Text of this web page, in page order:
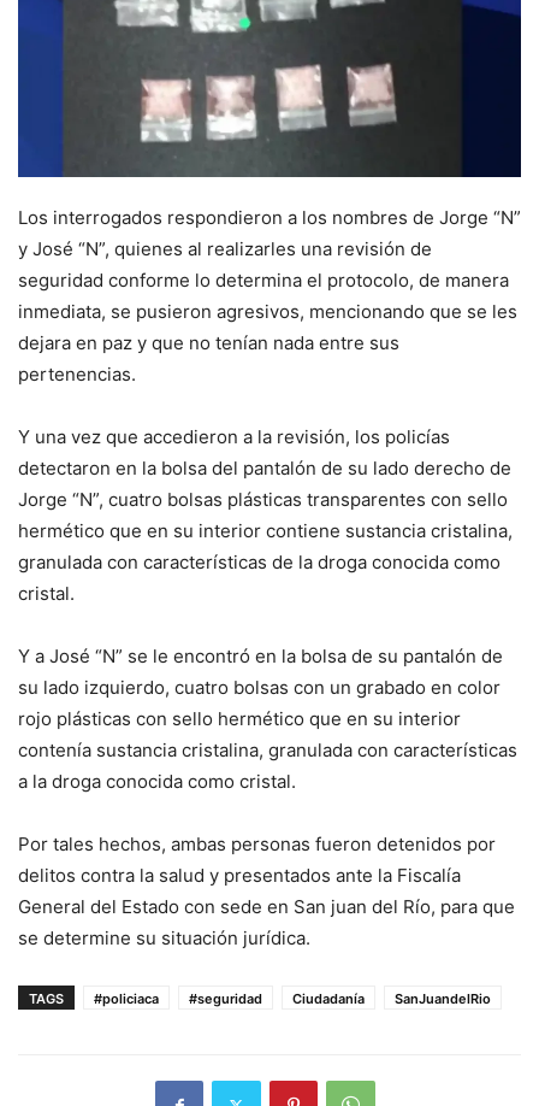
Los interrogados respondieron a los nombres de Jorge “N”
y José “N”, quienes al realizarles una revisión de
seguridad conforme lo determina el protocolo, de manera
inmediata, se pusieron agresivos, mencionando que se les
dejara en paz y que no tenían nada entre sus
pertenencias.
Y una vez que accedieron a la revisión, los policías
detectaron en la bolsa del pantalón de su lado derecho de
Jorge “N”, cuatro bolsas plásticas transparentes con sello
hermético que en su interior contiene sustancia cristalina,
granulada con características de la droga conocida como
cristal.
Y a José “N” se le encontró en la bolsa de su pantalón de
su lado izquierdo, cuatro bolsas con un grabado en color
rojo plásticas con sello hermético que en su interior
contenía sustancia cristalina, granulada con características
a la droga conocida como cristal.
Por tales hechos, ambas personas fueron detenidos por
delitos contra la salud y presentados ante la Fiscalía
General del Estado con sede en San juan del Río, para que
se determine su situación jurídica.
TAGS #policiaca #seguridad Ciudadanía SanJuandelRio